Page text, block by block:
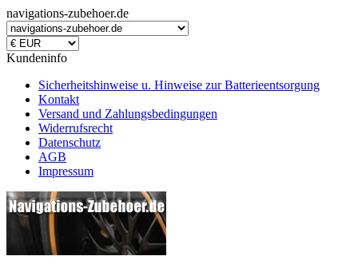
navigations-zubehoer.de
Kundeninfo
Sicherheitshinweise u. Hinweise zur Batterieentsorgung
Kontakt
Versand und Zahlungsbedingungen
Widerrufsrecht
Datenschutz
AGB
Impressum